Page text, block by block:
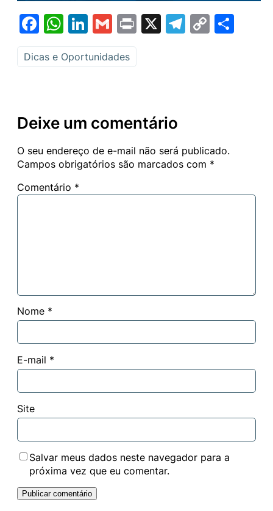
Facebook
WhatsApp
LinkedIn
GmailPrint
X Telegram
Copy
Dicas e Oportunidades
Deixe um comentário
O seu endereço de e-mail não será publicado.
Campos obrigatórios são marcados com *
Comentário *
Nome *
E-mail *
Site
Salvar meus dados neste navegador para a
próxima vez que eu comentar.